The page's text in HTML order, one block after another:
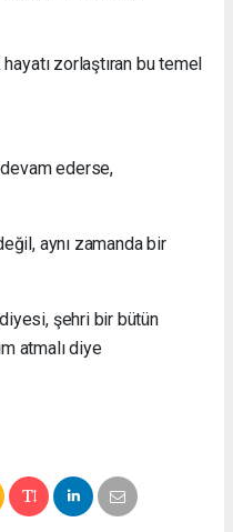
zorlaştıran bu temel
ederse,
aynı zamanda bir
şehri bir bütün
atmalı diye